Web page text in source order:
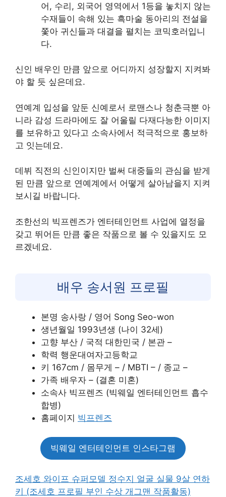
어, 수리, 외국어 영역에서 1등을 놓치지 않는
수재들이 속해 있는 흑마술 동아리의 전설을
쫓아 귀신들과 대결을 펼치는 코믹호러입니
다.
신인 배우인 만큼 앞으로 어디까지 성장할지 지켜봐
야 할 듯 싶은데요.
연예계 입성을 앞둔 신예로서 로맨스나 청춘극뿐 아
니라 감성 드라마에도 잘 어울릴 다재다능한 이미지
를 보유하고 있다고 소속사에서 적극적으로 홍보하
고 잇는데요.
데뷔 직전의 신인이지만 벌써 대중들의 관심을 받게
된 만큼 앞으로 연예계에서 어떻게 살아남을지 지켜
보시길 바랍니다.
조한선의 빅프렌즈가 엔터테인먼트 사업에 열정을
갖고 뛰어든 만큼 좋은 작품으로 볼 수 있을지도 모
르겠네요.
배우 송서원 프로필
본명 송사랑 / 영어 Song Seo-won
생년월일 1993년생 (나이 32세)
고향 부산 / 국적 대한민국 / 본관 –
학력 행운대여자고등학교
키 167cm / 몸무게 – / MBTI – / 종교 –
가족 배우자 – (결혼 미혼)
소속사 빅프렌즈 (빅웨일 엔터테인먼트 흡수
합병)
홈페이지 빅프렌즈
빅웨일 엔터테인먼트 인스타그램
조세호 와이프 슈퍼모델 정수지 얼굴 실물 9살 연하
키 (조세호 프로필 부인 수상 개그맨 작품활동)